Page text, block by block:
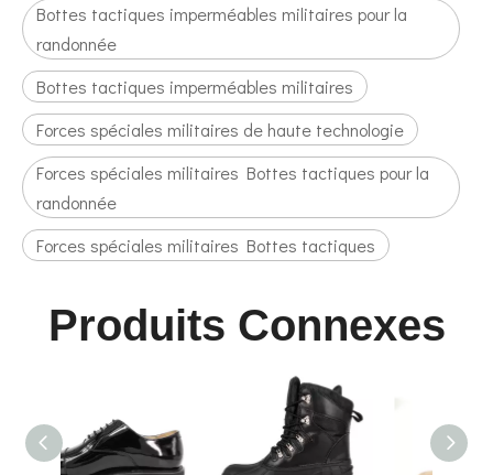
Bottes tactiques imperméables militaires pour la
randonnée
Bottes tactiques imperméables militaires
Forces spéciales militaires de haute technologie
Forces spéciales militaires Bottes tactiques pour la
randonnée
Forces spéciales militaires Bottes tactiques
Produits Connexes